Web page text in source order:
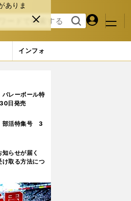
ありま
閉じ
る
検索
る
マイペ
ジ
メニュ
インフォ
へ あきぴが振り返る「不思議な人生」
レーボール特
日発売
部活特集号 3
知らせが届く
け取る方法につ